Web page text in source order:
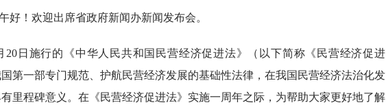
好！欢迎出席省政府新闻办新闻发布会。
20日施行的《中华人民共和国民营经济促进法》（以下简称《民营经济促进
第一部专门规范、护航民营经济发展的基础性法律，在我国民营经济法治化发
里程碑意义。在《民营经济促进法》实施一周年之际，为帮助大家更好地了解